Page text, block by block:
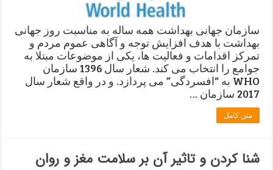
سازمان جهانی بهداشت همه ساله به مناسبت روز جهانی
بهداشت با هدف افزایش توجه و آگاهی عموم مردم و
تمرکز اقدامات و فعالیت ها، یکی از موضوعات مبتلا به
جوامع را انتخاب می کند. شعار سال 1396 سازمان
WHO به “افسردگی” می پردازد. و در واقع شعار سال
2017 سازمان …
متن کامل
شنا کردن و تاثیر آن بر سلامت مغز و روان